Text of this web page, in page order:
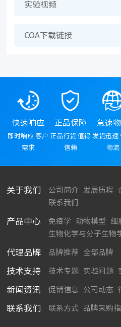
实验视频
COA下载链接
快速响应
即时响应 客户
需求
正品保障
正品行货 值得
信赖
急速
发货迅速
物流
关于我们 公司简介 发展历程
联系我们
产品中心 免疫学 动物模型
细
生物化学与分子生物
代理品牌 品牌推荐 全部品牌
技术支持 技术专题 实验问题
新闻资讯 促销信息 公司动态
联系我们 联系方式 品牌采购